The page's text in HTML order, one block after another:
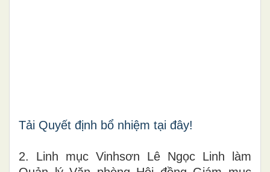
Tải Quyết định bổ nhiệm tại đây!
2. Linh mục Vinhsơn Lê Ngọc Linh làm